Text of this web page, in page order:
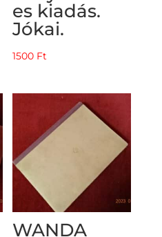
es kiadás.
Jókai.
1500 Ft
WANDA